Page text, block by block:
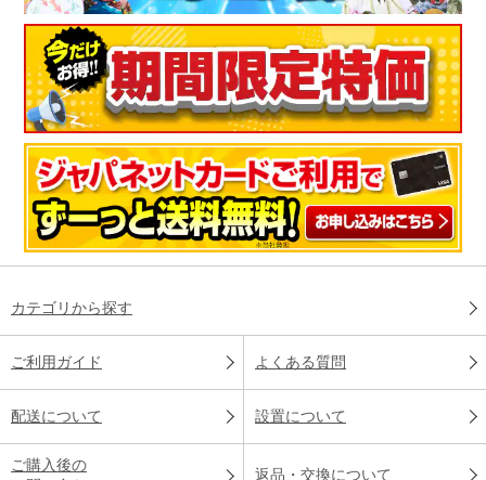
カテゴリから探す
ご利用ガイド よくある質問
配送について 設置について
ご購入後の
返品・交換について